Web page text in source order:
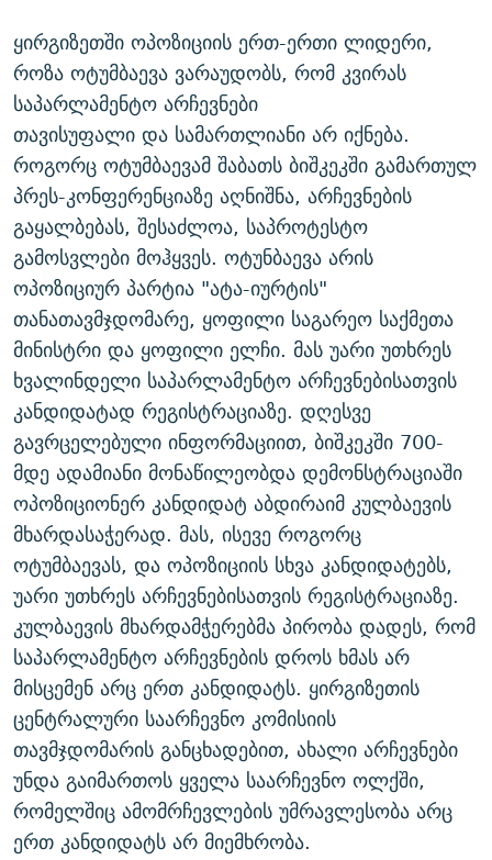
ᲓᲘᲚᲘᲡ ᲡᲐᲣᲑᲠᲔᲑᲘ
ᲛᲝᲚᲐᲞᲐᲠᲐᲙᲔ ᲢᲔᲥᲡᲢᲔᲑᲘ
ᲨᲘᲜ - ᲣᲪᲮᲝᲔᲗᲨᲘ
ᲚᲘᲢᲔᲠᲐᲢᲣᲠᲣᲚᲘ ᲬᲐᲮᲜᲐᲒᲔᲑᲘ
ᲐᲛᲔᲠᲘᲙᲣᲚᲘ ᲛᲝᲗᲮᲠᲝᲑᲐ
ᲘᲛᲞᲔᲠᲘᲐ ᲓᲐ ᲠᲐᲓᲘᲝ
ᲓᲐᲛᲝᲣᲙᲘᲓᲔᲑᲚᲝᲑᲘᲡ 100 ᲬᲔᲚᲘ
ᲩᲔᲛᲘ ᲡᲘᲙᲕᲓᲘᲚᲘᲡ ᲛᲘᲖᲔᲖᲘᲐ COVID-19
11 ᲬᲔᲚᲘ - 11 ᲐᲛᲑᲐᲕᲘ
ᲡᲐᲞᲐᲠᲚᲐᲛᲔᲜᲢᲝ ᲐᲠᲩᲔᲕᲜᲔᲑᲘᲡ ᲘᲡᲢᲝᲠᲘᲐ
ᲑᲐᲕᲨᲕᲔᲑᲘ ᲞᲠᲝᲡᲢᲘᲢᲣᲪᲘᲐᲨᲘ - ᲐᲛᲝᲣᲗᲥᲛᲔᲚᲘ ᲐᲛᲑᲐᲕᲘ
5 ᲐᲛᲑᲐᲕᲘ - 20 ᲘᲕᲜᲘᲡᲡ ᲓᲐᲨᲐᲕᲔᲑᲣᲚᲔᲑᲘ
ᲐᲒᲕᲘᲡᲢᲝᲡ ᲝᲛᲘ
ПРИВЕТ ᲙᲣᲚᲢᲣᲠᲐ
ЭХО КАВКАЗА
ᲒᲐᲛᲝᲘᲬᲔᲠᲔ
რთე/რთ-ის ყველა საიტი
ყირგიზეთში ოპოზიციის ერთ-ერთი ლიდერი,
როზა ოტუმბაევა ვარაუდობს, რომ კვირას
საპარლამენტო არჩევნები
თავისუფალი და სამართლიანი არ იქნება.
როგორც ოტუმბაევამ შაბათს ბიშკეკში გამართულ
პრეს-კონფერენციაზე აღნიშნა, არჩევნების
გაყალბებას, შესაძლოა, საპროტესტო
გამოსვლები მოჰყვეს. ოტუნბაევა არის
ოპოზიციურ პარტია "ატა-იურტის"
თანათავმჯდომარე, ყოფილი საგარეო საქმეთა
მინისტრი და ყოფილი ელჩი. მას უარი უთხრეს
ხვალინდელი საპარლამენტო არჩევნებისათვის
კანდიდატად რეგისტრაციაზე. დღესვე
გავრცელებული ინფორმაციით, ბიშკეკში 700-
მდე ადამიანი მონაწილეობდა დემონსტრაციაში
ოპოზიციონერ კანდიდატ აბდირაიმ კულბაევის
მხარდასაჭერად. მას, ისევე როგორც
ოტუმბაევას, და ოპოზიციის სხვა კანდიდატებს,
უარი უთხრეს არჩევნებისათვის რეგისტრაციაზე.
კულბაევის მხარდამჭერებმა პირობა დადეს, რომ
საპარლამენტო არჩევნების დროს ხმას არ
მისცემენ არც ერთ კანდიდატს. ყირგიზეთის
ცენტრალური საარჩევნო კომისიის
თავმჯდომარის განცხადებით, ახალი არჩევნები
უნდა გაიმართოს ყველა საარჩევნო ოლქში,
რომელშიც ამომრჩევლების უმრავლესობა არც
ერთ კანდიდატს არ მიემხრობა.